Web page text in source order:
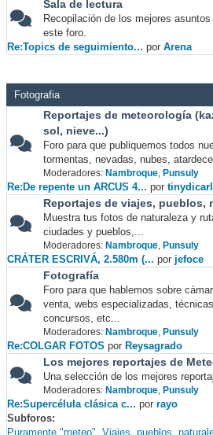
Sala de lectura
Recopilación de los mejores
este foro.
Re:Topics de seguimiento... por Arena
Fotografia
Reportajes de meteorología
sol, nieve...)
Foro para que publiquemos todos
tormentas, nevadas, nubes,
Moderadores: Nambroque, Punsuly
Re:De repente un ARCUS 4... por tinydicarl
Reportajes de viajes, pueblos,
Muestra tus fotos de naturaleza y
ciudades y pueblos,...
Moderadores: Nambroque, Punsuly
CRÁTER ESCRIVÁ, 2.580m (... por jefoce
Fotografía
Foro para que hablemos sobre
venta, webs especializadas,
concursos, etc...
Moderadores: Nambroque, Punsuly
Re:COLGAR FOTOS por Reysagrado
Los mejores reportajes de
Una selección de los mejores
Moderadores: Nambroque, Punsuly
Re:Supercélula clásica c... por rayo
Subforos
Puramente "meteo" Viajes, pueblos,